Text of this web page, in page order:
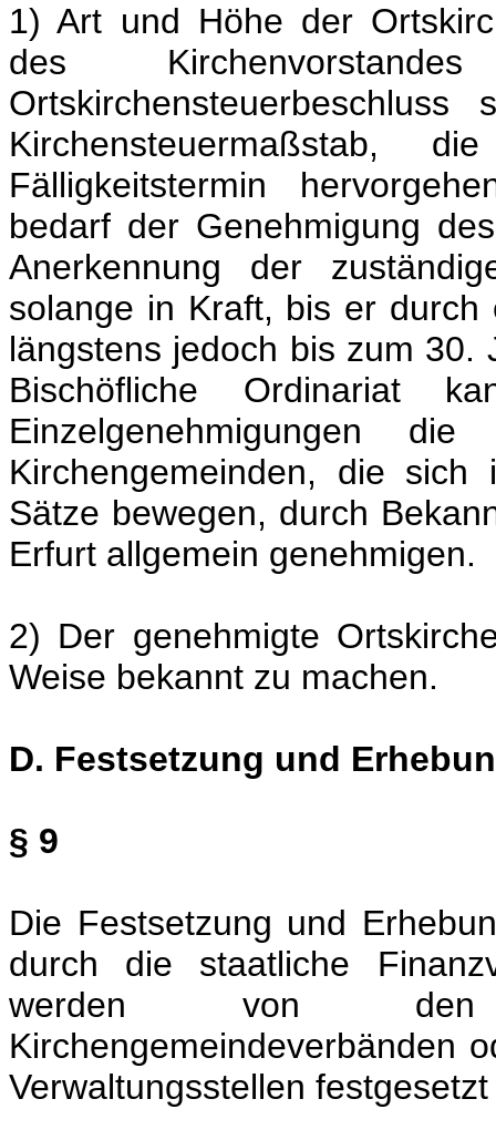
1) Art und Höhe der
des
Kirchensteuermaßstab,
Fälligkeitstermin
bedarf der Genehmigung
Anerkennung der
solange in Kraft, bis er
längstens jedoch bis zum 30.
Bischöfliche Ordinariat
Einzelgenehmigungen die
Kirchengemeinden, die sich
Sätze bewegen, durch
Erfurt allgemein genehmigen.
2) Der genehmigte
Weise bekannt zu machen.
D. Festsetzung und
§ 9
Die Festsetzung und
durch die staatliche
werden von den
Kirchengemeindeverbänden
Verwaltungsstellen